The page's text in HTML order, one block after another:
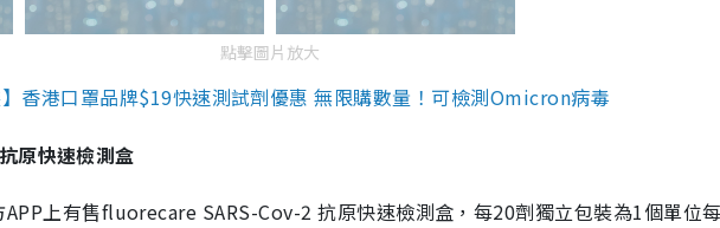
點擊圖片放大
香港口罩品牌$19快速測試劑優惠 無限購數量！可檢測Omicron病毒
原快速檢測盒
上有售fluorecare SARS-Cov-2 抗原快速檢測盒，每20劑獨立包裝為1個單位